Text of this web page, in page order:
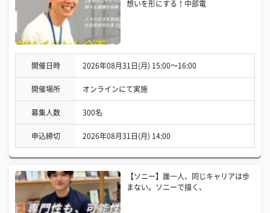
想いを形にする！中部電
開催日時 2026年08月31日(月) 15:00〜16:00
開催場所 オンラインにて実施
募集人数 300名
申込締切 2026年08月31日(月) 14:00
【ソニー】誰一人、同じキャリアは歩
まない。ソニーで描く、